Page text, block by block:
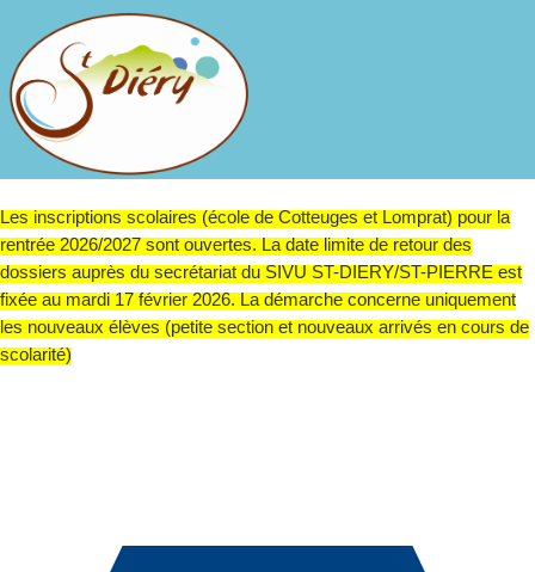
Les inscriptions scolaires (école de Cotteuges et Lomprat) pour la
rentrée 2026/2027 sont ouvertes. La date limite de retour des
dossiers auprès du secrétariat du SIVU ST-DIERY/ST-PIERRE est
fixée au mardi 17 février 2026. La démarche concerne uniquement
les nouveaux élèves (petite section et nouveaux arrivés en cours de
scolarité)